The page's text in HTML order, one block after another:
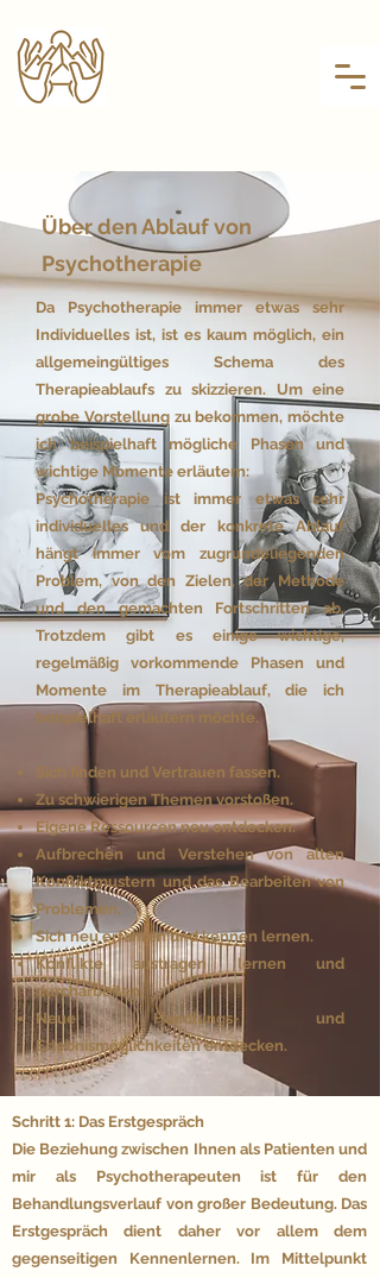
Über den Ablauf von
Psychotherapie
Da Psychotherapie immer etwas sehr
Individuelles ist, ist es kaum möglich, ein
allgemeingültiges Schema des
Therapieablaufs zu skizzieren. Um eine
grobe Vorstellung zu bekommen, möchte
ich beispielhaft mögliche Phasen und
wichtige Momente erläutern:
Psychotherapie ist immer etwas sehr
individuelles und der konkrete Ablauf
hängt immer vom zugrundeliegenden
Problem, von den Zielen, der Methode
und den gemachten Fortschritten ab.
Trotzdem gibt es einige wichtige,
regelmäßig vorkommende Phasen und
Momente im Therapieablauf, die ich
beispielhaft erläutern möchte.
Sich finden und Vertrauen fassen.
Zu schwierigen Themen vorstoßen.
Eigene Ressourcen neu entdecken.
Aufbrechen und Verstehen von alten
Konfliktmustern und das Bearbeiten von
Problemen.
Sich neu erfahren und kennen lernen.
Konflikte austragen lernen und
durcharbeiten.
Neue Handlungs- und
Erlebnismöglichkeiten entdecken.
Schritt 1: Das Erstgespräch
Die Beziehung zwischen Ihnen als Patienten und
mir als Psychotherapeuten ist für den
Behandlungsverlauf von großer Bedeutung. Das
Erstgespräch dient daher vor allem dem
gegenseitigen Kennenlernen. Im Mittelpunkt